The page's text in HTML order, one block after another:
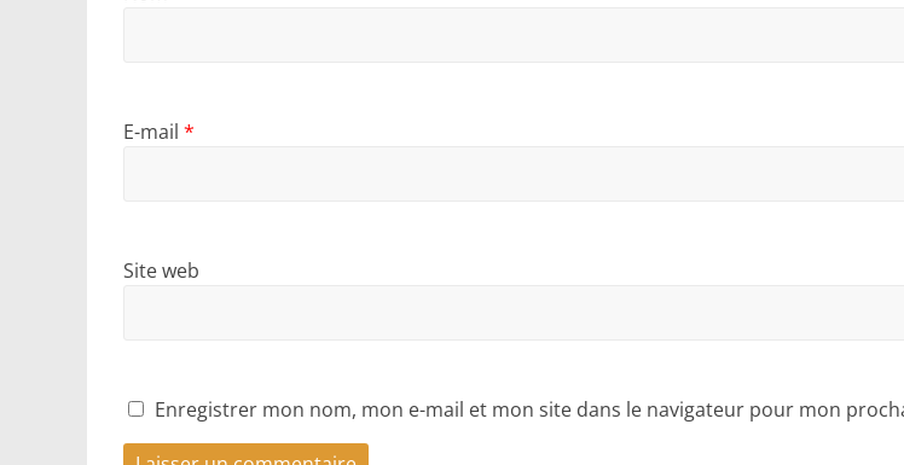
E-mail *
Site web
Enregistrer mon nom, mon e-mail et mon site dans le navigateur pour mon